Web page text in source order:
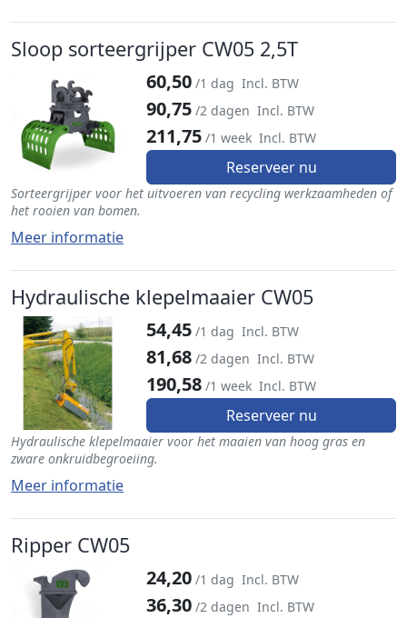
Sloop sorteergrijper CW05 2,5T
60,50 /1 dag Incl. BTW
90,75 /2 dagen Incl. BTW
211,75 /1 week Incl. BTW
Reserveer nu
Sorteergrijper voor het uitvoeren van recycling werkzaamheden of
het rooien van bomen.
Meer informatie
Hydraulische klepelmaaier CW05
54,45 /1 dag Incl. BTW
81,68 /2 dagen Incl. BTW
190,58 /1 week Incl. BTW
Reserveer nu
Hydraulische klepelmaaier voor het maaien van hoog gras en
zware onkruidbegroeiing.
Meer informatie
Ripper CW05
24,20 /1 dag Incl. BTW
36,30 /2 dagen Incl. BTW